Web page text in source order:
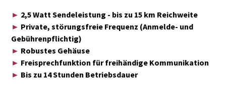
► 2,5 Watt Sendeleistung - bis zu 15 km Reichweite
► Private, störungsfreie Frequenz (Anmelde- und
Gebührenpflichtig)
► Robustes Gehäuse
► Freisprechfunktion für freihändige Kommunikation
► Bis zu 14 Stunden Betriebsdauer